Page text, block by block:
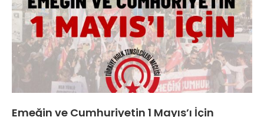
Emeğin ve Cumhuriyetin 1 Mayıs’ı İçin